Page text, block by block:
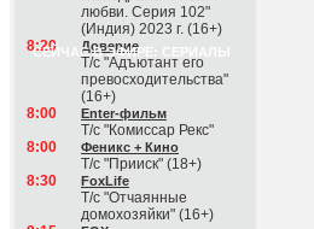
любви. Серия 102"
(Индия) 2023 г. (16+)
СЕЙЧАС В ЭФИРЕ: СЕРИАЛЫ
8:20 Доверие
Т/с "Адъютант его
превосходительства"
(16+)
8:00
Enter-фильм
Т/с "Комиссар Рекс"
8:00
Феникс + Кино
Т/с "Прииск" (18+)
8:30
FoxLife
Т/с "Отчаянные
домохозяйки" (16+)